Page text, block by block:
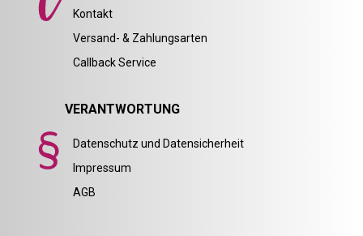
Kontakt
Versand- & Zahlungsarten
Callback Service
VERANTWORTUNG
Datenschutz und Datensicherheit
Impressum
AGB